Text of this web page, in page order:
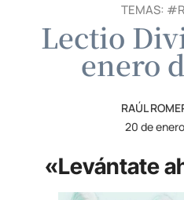
TEMAS: #
Lectio
enero
RAÚL
20 de
«Levántate